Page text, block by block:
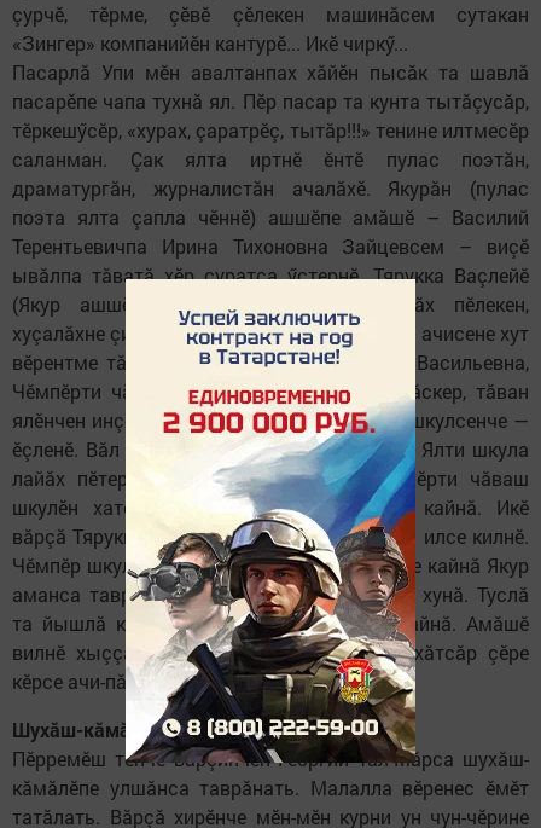
çурчӗ, тӗрме, çӗвӗ çӗлекен машинӑсем сутакан
«Зингер» компанийӗн кантурӗ... Икӗ чиркӳ...
Пасарлӑ Упи мӗн авалтанпах хӑйӗн пысӑк та шавлӑ
пасарӗпе чапа тухнӑ ял. Пӗр пасар та кунта тытӑçусӑр,
тӗркешӳсӗр, «хурах, çаратрӗç,​ тытӑр!!!» тенине илтмесӗр
саланман. Çак ялта иртнӗ ӗнтӗ пулас поэтӑн,
драматургӑн, журналистӑн ачалӑхӗ. Якурăн (пулас
поэта ялта çапла чӗннӗ) ашшӗпе амӑшӗ – Василий
Терентьевичпа Ирина Тихоновна Зайцевсем – виçӗ
ывӑлпа тӑватӑ хӗр çуратса ӳстернӗ. Тярукка Ваçлейӗ
(Якур ашшӗ) ырӑ чунлӑ, пурнӑçа лайӑх пӗлекен,
хуçалӑхне çирӗп тытса пыракан çын пулнӑ, ачисене хут
вӗрентме тӑрӑшнӑ. Якурӑн аппӑшӗ, Елена Васильевна,
Чӗмпӗрти чӑваш шкулӗнчен вӗренсе тухнӑскер, тӑван
ялӗнчен инçех мар – Шӑмӑршӑ тӑрӑхӗнчи шкулсенче —
ӗçленӗ. Вӑл Якура çул уçса пама тӑрӑшнӑ. Ялти шкула
лайӑх пӗтернӗ шӑллӗне 1909 çулта Чӗмпӗрти чӑваш
шкулӗн хатӗрленӳ класне вӗренме илсе кайнӑ. Икӗ
вӑрçӑ Тярукка Ваçлейӗн килне пысӑк хуйхӑ илсе килнӗ.
Чӗмпӗр шкулӗнчен патша çарне хӑй ирӗкӗпе кайнӑ Якур
аманса таврӑннӑ, пиччӗшӗ вара, Илле, пуç хунӑ. Туслӑ
та йышлӑ кил-йыш самантрах саланса кайнӑ. Амӑшӗ
вилнӗ хыççӑнах Матринепе Пӑлаки те вӑхӑтсӑр çӗре
кӗрсе ачи-пӑчисене тӑлӑха хӑварнӑ.
​Шухăш-кăмăлне вăрçă улăштарнă
Пӗрремӗш тӗнче вӑрçинчен Георгий Тал-Мӑрса шухӑш-
кӑмӑлӗпе улшӑнса таврӑнать. Малалла вӗренес ӗмӗт
татӑлать. Вӑрçӑ хирӗнче мӗн-мӗн курни ун чун-чӗрине